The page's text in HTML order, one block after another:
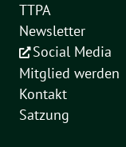
TTPA
Newsletter
Social Media
Mitglied werden
Kontakt
Satzung